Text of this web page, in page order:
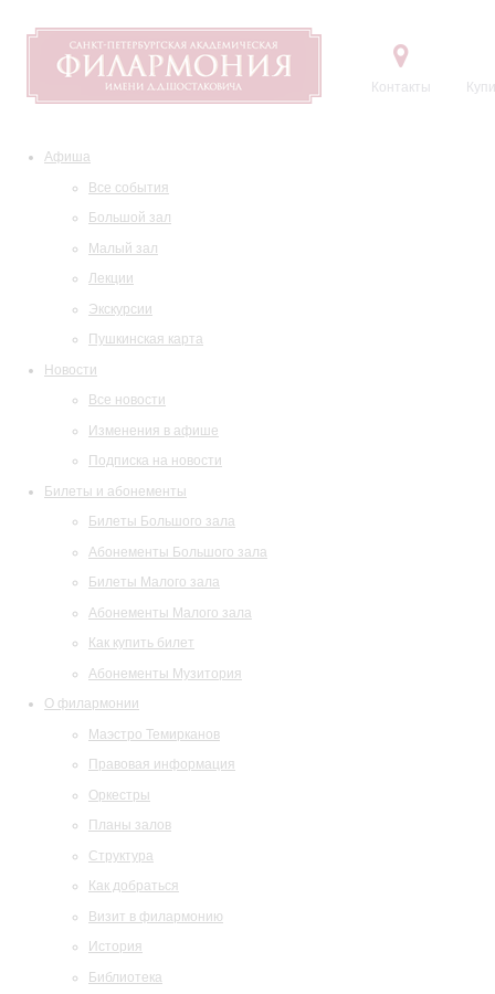
Контакты
Афиша
Все события
Большой зал
Малый зал
Лекции
Экскурсии
Пушкинская карта
Новости
Все новости
Изменения в афише
Подписка на новости
Билеты и абонементы
Билеты Большого зала
Абонементы Большого зала
Билеты Малого зала
Абонементы Малого зала
Как купить билет
Абонементы Музитория
О филармонии
Маэстро Темирканов
Правовая информация
Оркестры
Планы залов
Структура
Как добраться
Визит в филармонию
История
Библиотека